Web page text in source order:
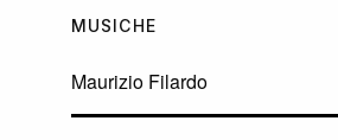
MUSICHE
Maurizio Filardo